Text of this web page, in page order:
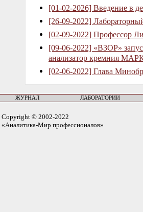
[01-02-2026] Введение в
[26-09-2022]
[02-09-2022] Профессор
[09-06-2022] «ВЗОР»
анализатор кремния
[02-06-2022] Глава
ЖУРНАЛ ЛАБОРАТОРИИ
Copyright © 2002-2022
«Аналитика-Мир профессионалов»